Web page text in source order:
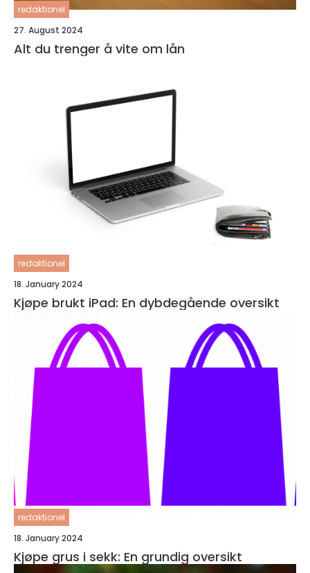
redaktionel
27. August 2024
Alt du trenger å vite om lån
redaktionel
18. January 2024
Kjøpe brukt iPad: En dybdegående oversikt
redaktionel
18. January 2024
Kjøpe grus i sekk: En grundig oversikt